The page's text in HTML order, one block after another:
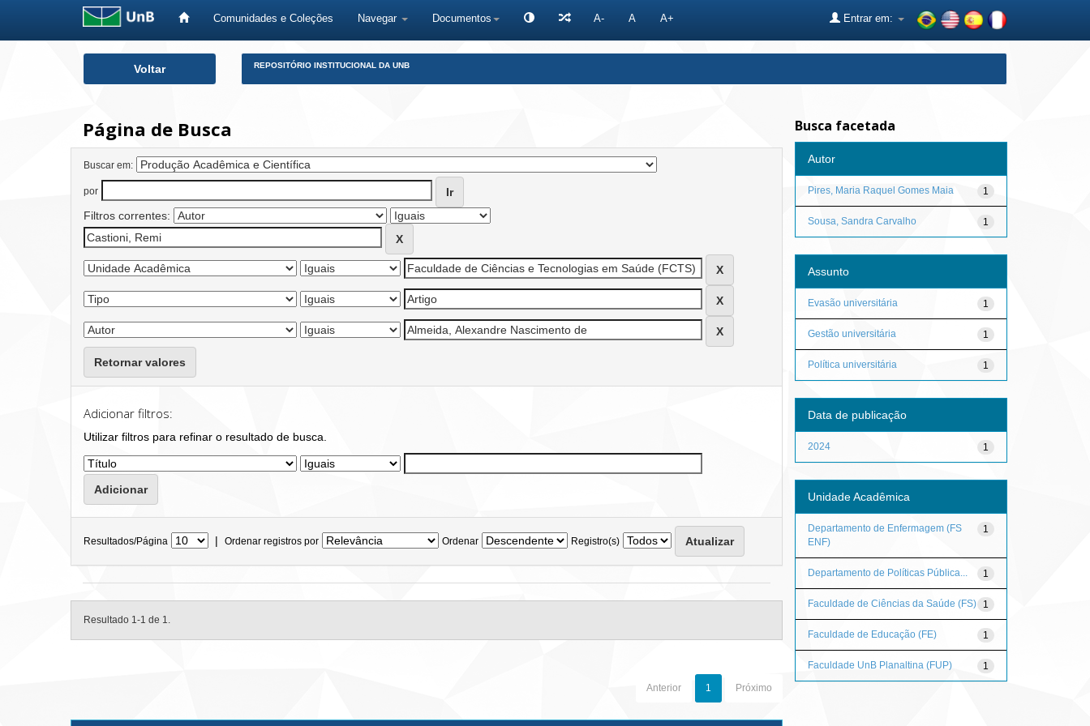
Comunidades e Coleções Navegar Documentos A- A A+ Entrar em:
Voltar REPOSITÓRIO INSTITUCIONAL DA UNB
Página de Busca
Buscar em:
por
Filtros correntes:
Retornar valores
Adicionar filtros:
Utilizar filtros para refinar o resultado de busca.
Resultados/Página | Ordenar registros por Ordenar Registro(s)
Resultado 1-1 de 1.
Anterior 1 Próximo
Busca facetada
Autor
1
Pires, Maria Raquel Gomes Maia
1
Sousa, Sandra Carvalho
Assunto
1
Evasão universitária
1
Gestão universitária
1
Política universitária
Data de publicação
1
2024
Unidade Acadêmica
1
Departamento de Enfermagem (FS
ENF)
1
Departamento de Políticas Pública...
1
Faculdade de Ciências da Saúde (FS)
1
Faculdade de Educação (FE)
1
Faculdade UnB Planaltina (FUP)